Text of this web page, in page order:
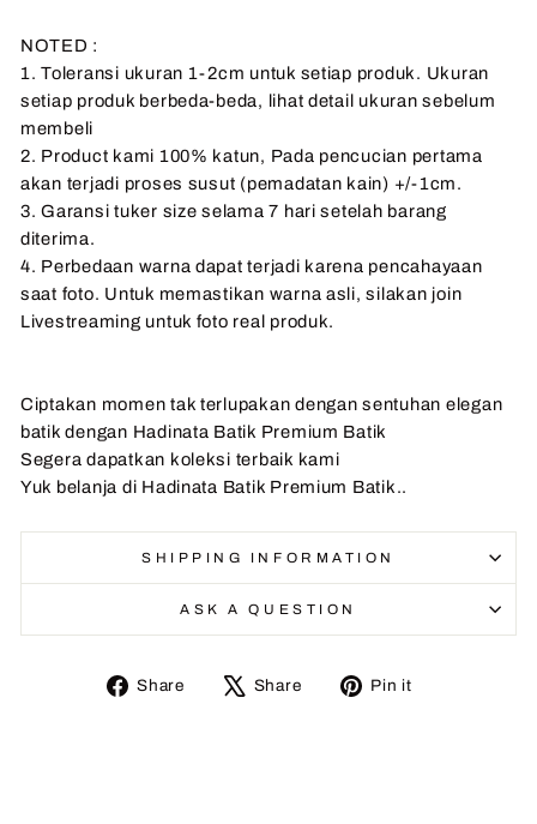
NOTED :
1. Toleransi ukuran 1-2cm untuk setiap produk. Ukuran
setiap produk berbeda-beda, lihat detail ukuran sebelum
membeli
2. Product kami 100% katun, Pada pencucian pertama
akan terjadi proses susut (pemadatan kain) +/-1cm.
3. Garansi tuker size selama 7 hari setelah barang
diterima.
4. Perbedaan warna dapat terjadi karena pencahayaan
saat foto. Untuk memastikan warna asli, silakan join
Livestreaming untuk foto real produk.
Ciptakan momen tak terlupakan dengan sentuhan elegan
batik dengan Hadinata Batik Premium Batik
Segera dapatkan koleksi terbaik kami
Yuk belanja di Hadinata Batik Premium Batik..
SHIPPING INFORMATION
ASK A QUESTION
Share
Share
Share
Tweet Pin it